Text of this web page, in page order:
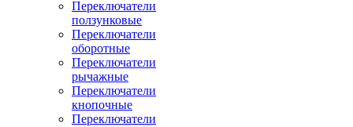
Переключатели
ползунковые
Переключатели
оборотные
Переключатели
рычажные
Переключатели
кнопочные
Переключатели